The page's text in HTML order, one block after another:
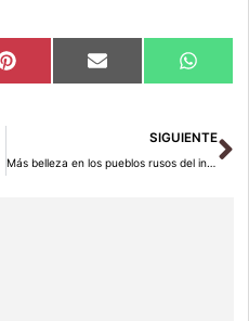
Compartir
en
Pinterest Compartir
en
Email
en
SIGUIENTE
Más belleza en los pueblos rusos del interior